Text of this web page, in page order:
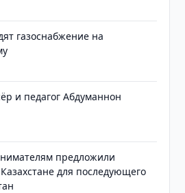
газоснабжение на
и педагог Абдуманнон
предложили
для последующего